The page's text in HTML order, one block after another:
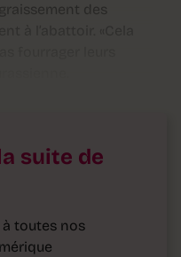
des
suite de
toutes nos